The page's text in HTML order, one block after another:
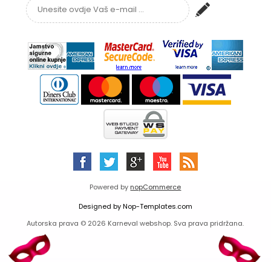
Powered by nopCommerce
Designed byNop-Templates.com
Autorska prava © 2026 Karneval webshop. Sva prava pridržana.